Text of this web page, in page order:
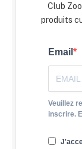
Club
produits
Email
Veuillez
inscrire.